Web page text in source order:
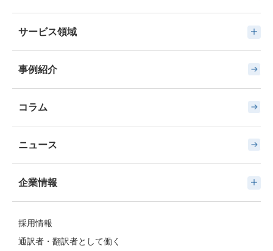
サービス領域
事例紹介
コラム
ニュース
企業情報
採用情報
通訳者・翻訳者として働く